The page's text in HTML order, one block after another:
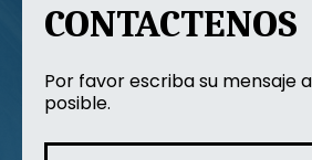
CONTACTENOS
Por favor escriba su
posible.